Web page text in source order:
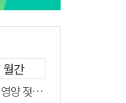
월간
람이 없어"